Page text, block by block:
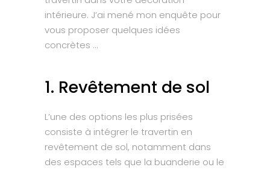
intérieure. J’ai mené mon enquête pour
vous proposer quelques idées
concrètes …
1. Revêtement de sol
L’une des options les plus prisées
consiste à intégrer le travertin en
revêtement de sol, notamment dans
des espaces tels que la buanderie ou le